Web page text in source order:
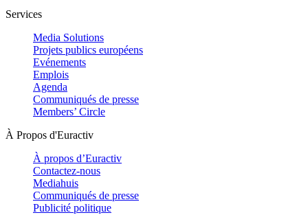
Services
Media Solutions
Projets publics européens
Evénements
Emplois
Agenda
Communiqués de presse
Members’ Circle
À Propos d'Euractiv
À propos d’Euractiv
Contactez-nous
Mediahuis
Communiqués de presse
Publicité politique